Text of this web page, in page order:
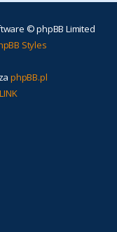
© phpBB Limited
Styles
phpBB.pl